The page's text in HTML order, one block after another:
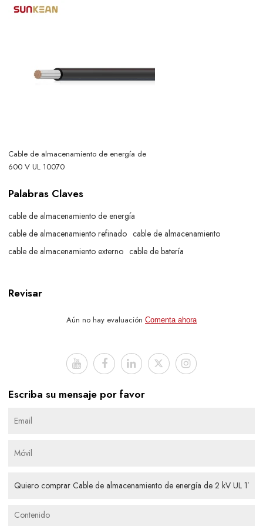
Cable de almacenamiento de energía de
600 V UL 10070
Palabras Claves
cable de almacenamiento de energía
cable de almacenamiento refinado cable de almacenamiento
cable de almacenamiento externo cable de batería
Revisar
Aún no hay evaluación Comenta ahora
Escriba su mensaje por favor